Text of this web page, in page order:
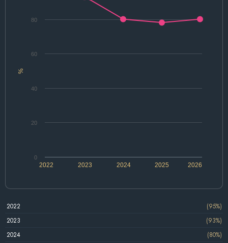
%
2022 2024 2026
2023 2025
0
20
40
60
80
2022
(95%)
2023
(93%)
2024
(80%)